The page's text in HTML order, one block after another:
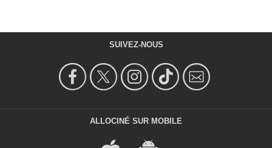
SUIVEZ-NOUS
ALLOCINÉ SUR MOBILE